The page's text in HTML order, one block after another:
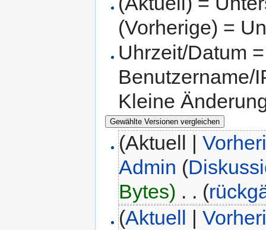
(Vorherige) =
Uhrzeit/Datum
Benutzername/
Kleine
(Aktuell |
Admin (
Bytes) . . (
(Aktuell |